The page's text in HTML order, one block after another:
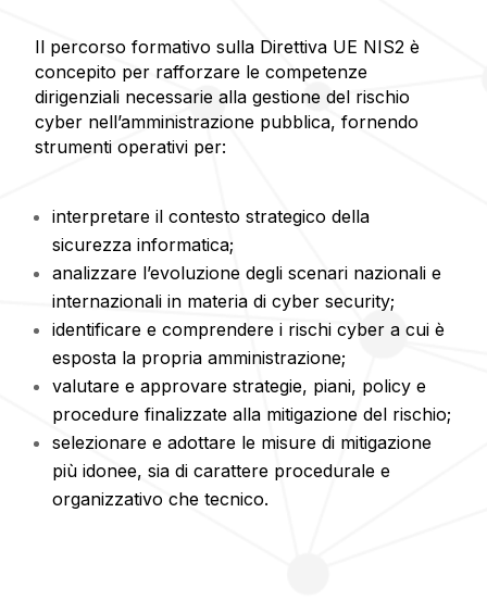
Il percorso formativo sulla Direttiva UE NIS2 è
concepito per rafforzare le competenze
dirigenziali necessarie alla gestione del rischio
cyber nell’amministrazione pubblica, fornendo
strumenti operativi per:
interpretare il contesto strategico della
sicurezza informatica;
analizzare l’evoluzione degli scenari nazionali e
internazionali in materia di cyber security;
identificare e comprendere i rischi cyber a cui è
esposta la propria amministrazione;
valutare e approvare strategie, piani, policy e
procedure finalizzate alla mitigazione del rischio;
selezionare e adottare le misure di mitigazione
più idonee, sia di carattere procedurale e
organizzativo che tecnico.